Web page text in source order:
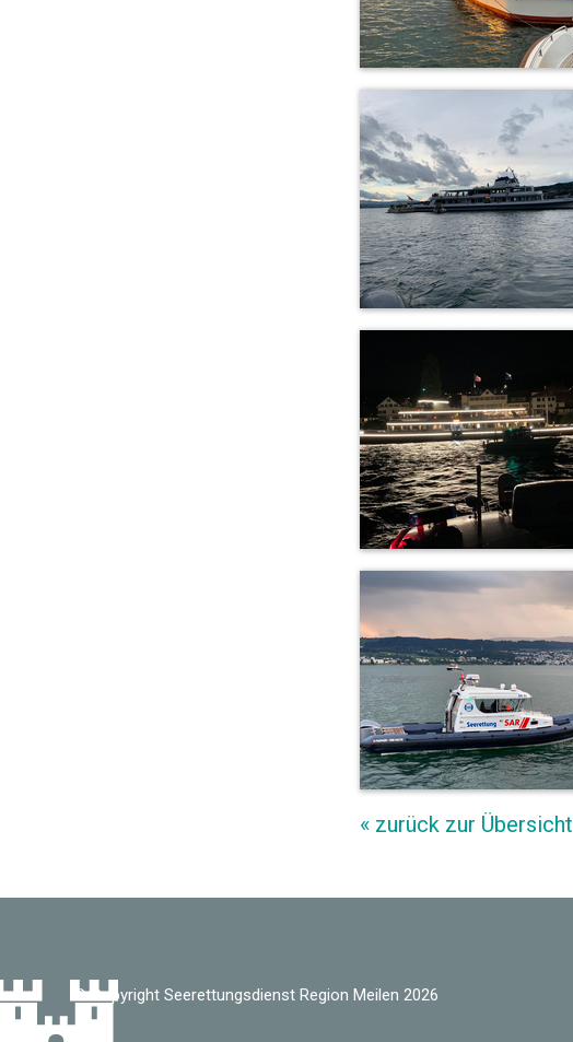
« zurück zur Übersicht
© Copyright Seerettungsdienst Region Meilen 2026